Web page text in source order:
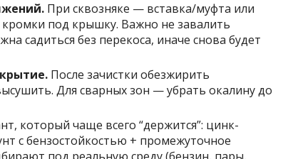
При сквозняке — вставка/муфта или
под крышку. Важно не завалить
садиться без перекоса, иначе снова будет
После зачистки обезжирить
Для сварных зон — убрать окалину до
который чаще всего “держится”: цинк-
с бензостойкостью + промежуточное